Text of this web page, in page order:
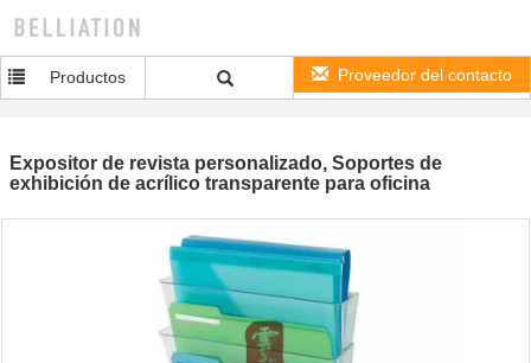
Productos Proveedor del contacto
Expositor de revista personalizado, Soportes de
exhibición de acrílico transparente para oficina